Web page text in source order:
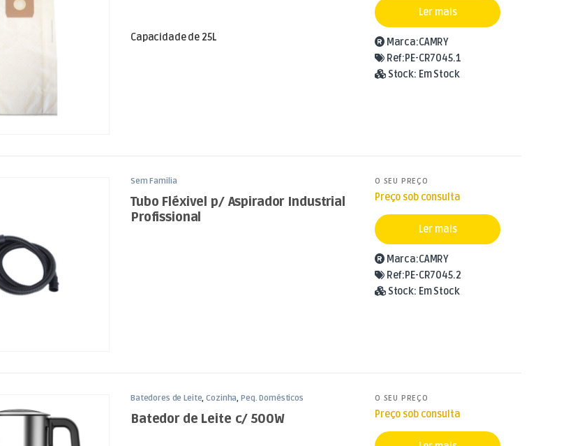
Capacidade de 25L
Ler mais
Marca:CAMRY
Ref:PE-CR7045.1
Stock: Em Stock
Sem Familia
Tubo Fléxivel p/ Aspirador Industrial
Profissional
O SEU PREÇO
Preço sob consulta
Ler mais
Marca:CAMRY
Ref:PE-CR7045.2
Stock: Em Stock
Batedores de Leite,Cozinha, Peq. Domésticos
Batedor de Leite c/ 500W
O SEU PREÇO
Preço sob consulta